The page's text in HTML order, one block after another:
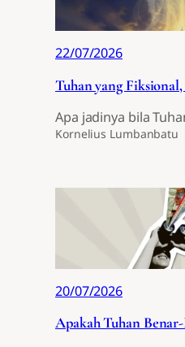
22/07/2026
Tuhan yang
Apa jadinya bila
Kornelius Lumbanbatu
20/07/2026
Apakah Tuhan